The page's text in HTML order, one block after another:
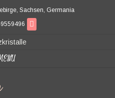
Sachsen, Germania